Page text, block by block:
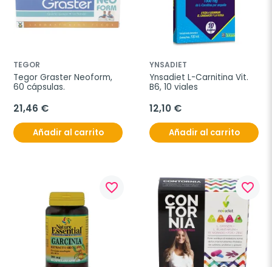
TEGOR
Tegor Graster Neoform,
60 cápsulas.
21,46 €
Añadir al carrito
YNSADIET
Ynsadiet L-Carnitina Vit.
B6, 10 viales
12,10 €
Añadir al carrito
favorite_border favorite_border